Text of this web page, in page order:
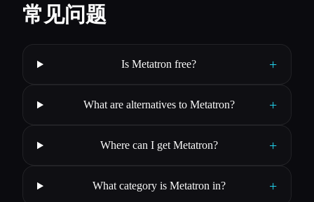
常见问题
Is Metatron free? +
What are alternatives to Metatron? +
Where can I get Metatron? +
What category is Metatron in? +